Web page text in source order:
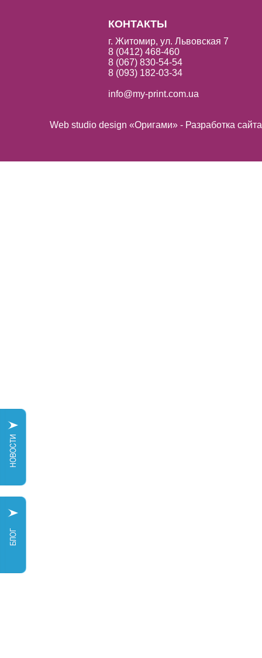
КОНТАКТЫ
г. Житомир, ул. Львовская 7
8 (0412) 468-460
8 (067) 830-54-54
8 (093) 182-03-34
info@my-print.com.ua
Web studio design «Оригами» - Разработка